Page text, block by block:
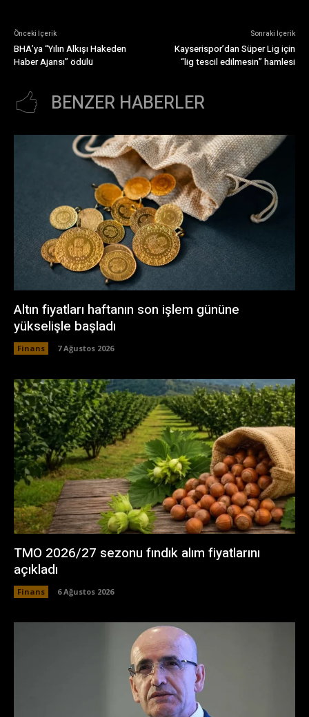
Önceki İçerik
BHA’ya “Yılın Alkışı Hakeden
Haber Ajansı” ödülü
Sonraki İçerik
Kayserispor’dan Süper Lig için
“lig tescil edilmesin” hamlesi
BENZER HABERLER
Altın fiyatları haftanın son işlem gününe
yükselişle başladı
Finans 7 Ağustos 2026
TMO 2026/27 sezonu fındık alım fiyatlarını
açıkladı
Finans 6 Ağustos 2026